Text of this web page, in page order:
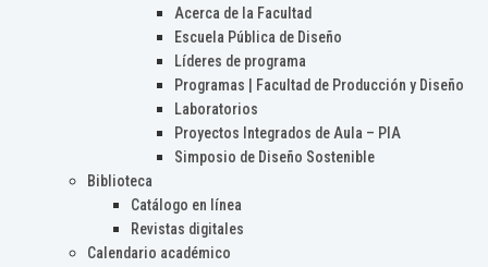
Acerca de la Facultad
Escuela Pública de Diseño
Líderes de programa
Programas | Facultad de Producción y Diseño
Laboratorios
Proyectos Integrados de Aula – PIA
Simposio de Diseño Sostenible
Biblioteca
Catálogo en línea
Revistas digitales
Calendario académico